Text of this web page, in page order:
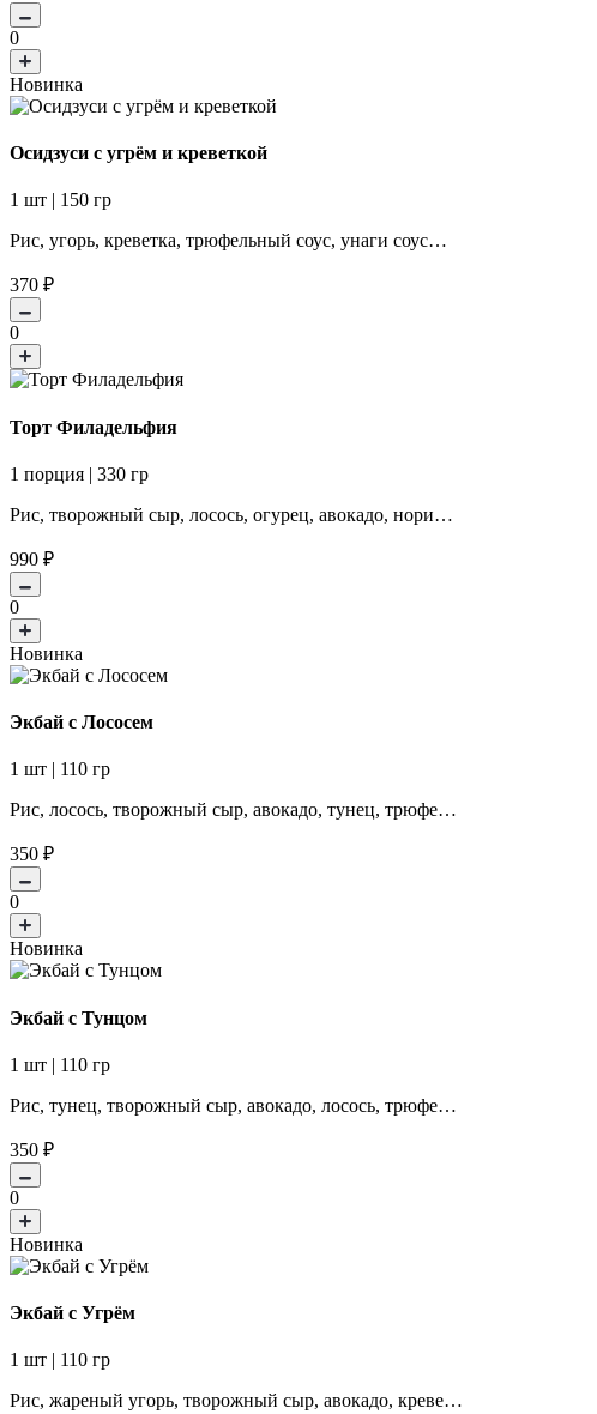
0
Новинка
Осидзуси с угрём и креветкой
1 шт | 150 гр
Рис, угорь, креветка, трюфельный соус, унаги соус…
370 ₽
0
Торт Филадельфия
1 порция | 330 гр
Рис, творожный сыр, лосось, огурец, авокадо, нори…
990 ₽
0
Новинка
Экбай с Лососем
1 шт | 110 гр
Рис, лосось, творожный сыр, авокадо, тунец, трюфе…
350 ₽
0
Новинка
Экбай с Тунцом
1 шт | 110 гр
Рис, тунец, творожный сыр, авокадо, лосось, трюфе…
350 ₽
0
Новинка
Экбай с Угрём
1 шт | 110 гр
Рис, жареный угорь, творожный сыр, авокадо, креве…